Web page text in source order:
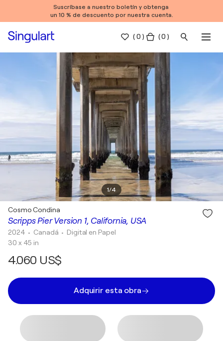
Suscríbase a nuestro boletín y obtenga
un 10 % de descuento por nuestra cuenta.
(0 ) ( 0 )
1/4
Scripps Pier Version 1, California, USA
Cosmo Condina
2024 • Canadá • Digital en Papel
30 x 45 in
4.060 US$
Adquirir esta obra